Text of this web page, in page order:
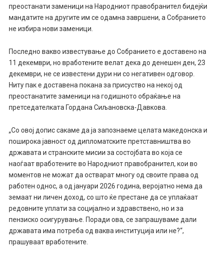
преостанати заменици на Народниот правобранител бидејќи
мандатите на другите им се одамна завршени, а Собранието
не избира нови заменици.
Последно вакво известување до Собранието е доставено на
11 декември, но вработените велат дека до денешен ден, 23
декември, не се известени дури ни со негативен одговор.
Ниту пак е доставена покана за присуство на некој од
преостанатите заменици на годишното обраќање на
претседателката Гордана Сиљановска-Давкова.
„Со овој допис сакаме да ја запознаеме целата македонска и
поширока јавност од дипломатските претставништва во
државата и странските мисии за состојбата во која се
наоѓаат вработените во Народниот правобранител, кои во
моментов не можат да остварат многу од своите права од
работен однос, а од јануари 2026 година, веројатно нема да
земаат ни личен доход, со што ќе престане да се уплаќаат
редовните уплати за социјално и здравствено, но и за
пензиско осигурување. Поради ова, се запрашуваме дали
државата има потреба од ваква институција или не?“,
прашуваат вработените.